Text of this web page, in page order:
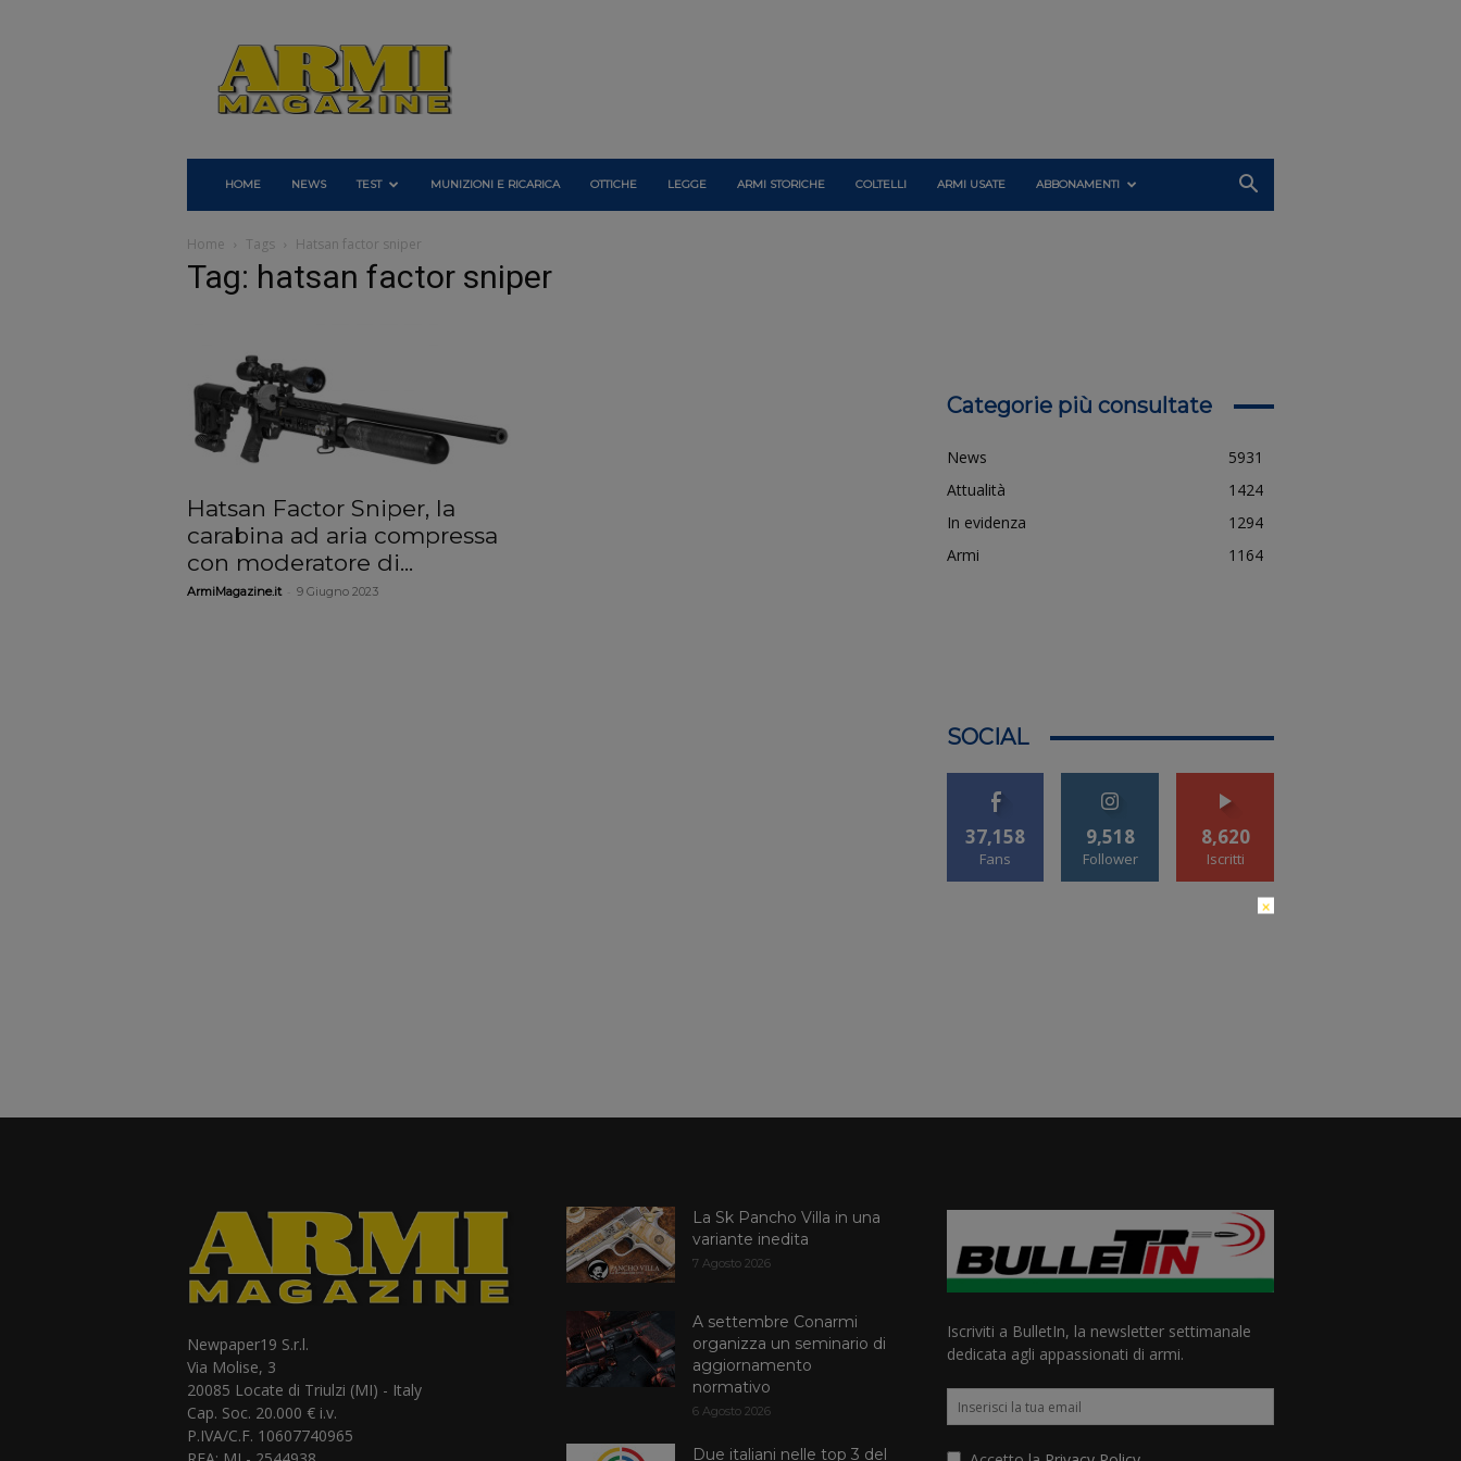
Armi
Magazine
HOME NEWS TEST MUNIZIONI E RICARICA OTTICHE LEGGE ARMI STORICHE COLTELLI ARMI USATE ABBONAMENTI
Home Tags Hatsan factor sniper
Tag: hatsan factor sniper
Hatsan Factor Sniper, la
carabina ad aria compressa
con moderatore di...
ArmiMagazine.it 9 Giugno 2023
Categorie più consultate
News
5931
Attualità
1424
In evidenza
1294
Armi
1164
SOCIAL
37,158
Fans
9,518
Follower
8,620
Iscritti
Newpaper19 S.r.l.
Via Molise, 3
20085 Locate di Triulzi (MI) - Italy
Cap. Soc. 20.000 € i.v.
P.IVA/C.F. 10607740965
La Sk Pancho Villa in una
variante inedita
7 Agosto 2026
A settembre Conarmi
organizza un seminario di
aggiornamento
normativo
6 Agosto 2026
Due italiani nelle top 3 del
Iscriviti a BulletIn, la newsletter settimanale
dedicata agli appassionati di armi.
×